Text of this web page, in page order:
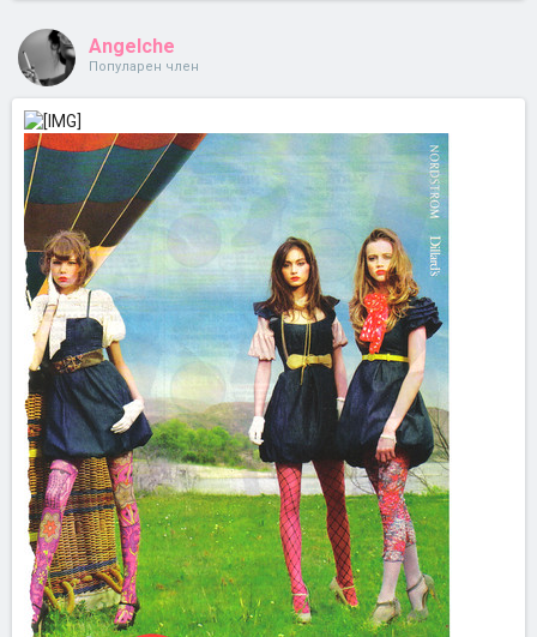
Angelche
Популарен член